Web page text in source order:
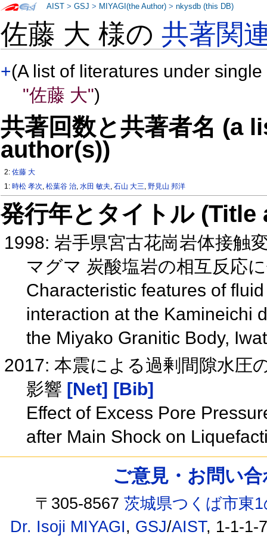
佐藤 大 様の共著関
+(A list of literatures under
"佐藤 大")
共著回数と共著者名 (a
author(s))
2:佐藤 大
1:時松 孝次,松葉谷 治,水田 敏夫,石山 大三,野見山 邦洋
発行年とタイトル
1998: 岩手県宮古花崗岩体接触
マグマ 炭酸塩岩の相互反応
Characteristic features of
interaction at the Kamineichi
the Miyako Granitic Body,
2017: 本震による過剰間隙水圧
影響 [Net] [Bib]
Effect of Excess Pore
after Main Shock on
AIST >GSJ > MIYAGI(the Author) >nkysdb (this DB)
ご意見・お問い
〒305-8567茨城県つくば市東
Dr. Isoji MIYAGI, GSJ/AIST, 1-1-1-